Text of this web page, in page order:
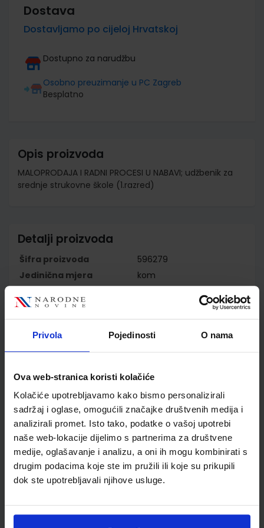
Privola Pojedinosti O nama
Ova web-stranica koristi kolačiće
Kolačiće upotrebljavamo kako bismo personalizirali
sadržaj i oglase, omogućili značajke društvenih medija i
analizirali promet. Isto tako, podatke o vašoj upotrebi
naše web-lokacije dijelimo s partnerima za društvene
medije, oglašavanje i analizu, a oni ih mogu kombinirati s
drugim podacima koje ste im pružili ili koje su prikupili
dok ste upotrebljavali njihove usluge.
Dostava
Dostavljamo po cijeloj Hrvatskoj
Dostupno za narudžbu
Osobno preuzimanje u PC Zagreb
Besplatno
Opis proizvoda
MALOPRODAJA I RADNI PROCESI U NABAVI; udžbenik za
srednje strukovne škole (1.razred)
Detalji proizvoda
Šifra proizvoda
596279
Jedinična mjera
kom
Autor
Katarina Justić Renata
Petrović Sandra Brajnović
Vesna Brčić-Stipčević
Vrsta školske knjige
UDŽBENIK
Vrsta škole
3 STRUKOVNA
Nastavni predmet
STRUKOVNE ŠKOLE
Reg br min
8264